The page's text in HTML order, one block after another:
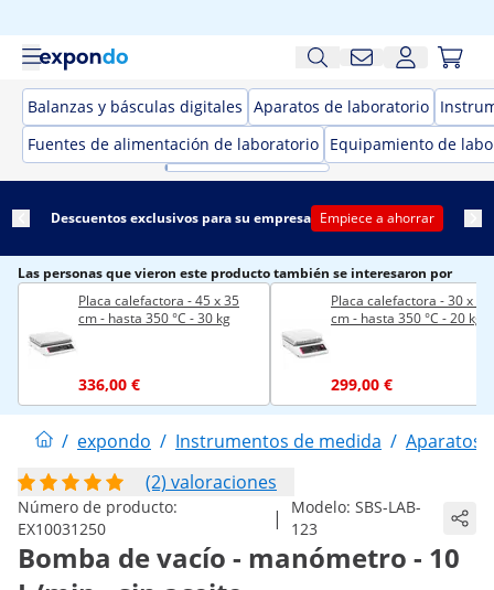
Balanzas y básculas digitales Aparatos de laboratorio
Fuentes de alimentación de laboratorio Equipamiento de
Descuentos exclusivos para su empresa Empiece a ahorrar
Las personas que vieron este producto también se interesaron por
Placa calefactora - 45 x 35
cm - hasta 350 °C - 30 kg
336,00 €
Placa calefactora - 30 x 30
cm - hasta 350 °C - 20 kg
299,00 €
/ expondo / Instrumentos de medida / Aparatos
(2) valoraciones
Número de producto:
EX10031250
| Modelo: SBS-LAB-
123
Bomba de vacío - manómetro - 10